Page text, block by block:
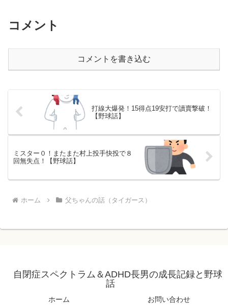
コメント
コメントを書き込む
打線大爆発！15得点19安打で讀賣撃破！
【野球話】
ミスター０！またまた村上投手快投で８
回無失点！【野球話】
ホーム 父ちゃんの話（タイガース）
自閉症スペクトラム＆ADHD長男の成長記録と野球
話
ホーム
お問い合わせ